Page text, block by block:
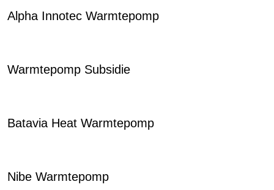
Alpha Innotec Warmtepomp
Warmtepomp Subsidie
Batavia Heat Warmtepomp
Nibe Warmtepomp